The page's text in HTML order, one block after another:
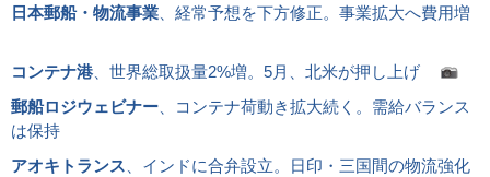
日本郵船・物流事業 、経常予想を下方修正。事業拡大へ費用増
コンテナ港、世界総取扱量2%増。5月、北米が押し上げ
郵船ロジウェビナー 、コンテナ荷動き拡大続く。需給バランス
は保持
アオキトランス 、インドに合弁設立。日印・三国間の物流強化